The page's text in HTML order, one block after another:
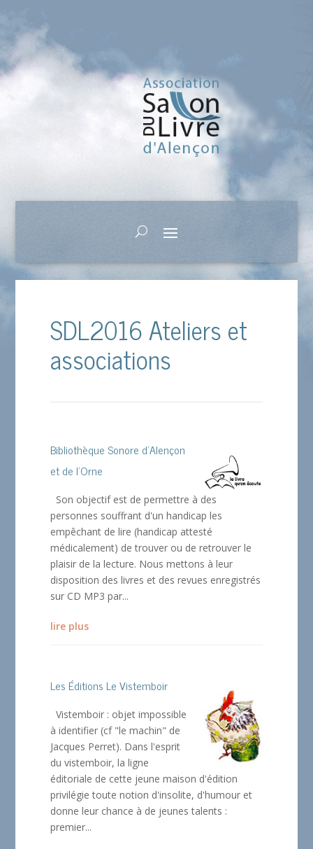
SDL2016 Ateliers et
associations
Bibliothèque Sonore d’Alençon
et de l’Orne
Son objectif est de permettre à des
personnes souffrant d'un handicap les
empêchant de lire (handicap attesté
médicalement) de trouver ou de retrouver le
plaisir de la lecture. Nous mettons à leur
disposition des livres et des revues enregistrés
sur CD MP3 par...
lire plus
Les Éditions Le Vistemboir
Vistemboir : objet impossible
à identifier (cf "le machin" de
Jacques Perret). Dans l'esprit
du vistemboir, la ligne
éditoriale de cette jeune maison d'édition
privilégie toute notion d'insolite, d'humour et
donne leur chance à de jeunes talents :
premier...